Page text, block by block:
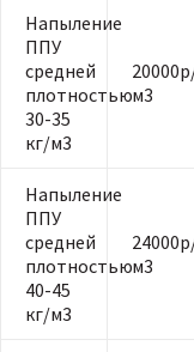
Напыление
ППУ
средней
плотностью
30-35
кг/м3
м3
Напыление
ППУ
средней
плотностью
40-45
кг/м3
м3